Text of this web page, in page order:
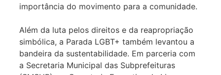
importância do movimento para a comunidade.
Além da luta pelos direitos e da reapropriação
simbólica, a Parada LGBT+ também levantou a
bandeira da sustentabilidade. Em parceria com
a Secretaria Municipal das Subprefeituras